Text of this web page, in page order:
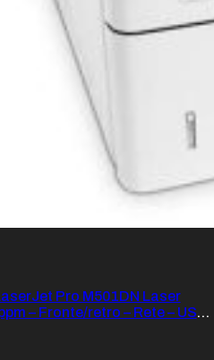
Pro M501DN Laser
– Fronte/retro – Rete – USB